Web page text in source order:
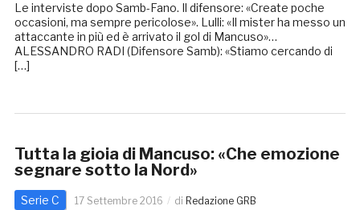
Le interviste dopo Samb-Fano. Il difensore: «Create poche
occasioni, ma sempre pericolose». Lulli: «Il mister ha messo un
attaccante in più ed è arrivato il gol di Mancuso»…
ALESSANDRO RADI (Difensore Samb): «Stiamo cercando di
[…]
Tutta la gioia di Mancuso: «Che emozione
segnare sotto la Nord»
Serie C 17 Settembre 2016 di Redazione GRB